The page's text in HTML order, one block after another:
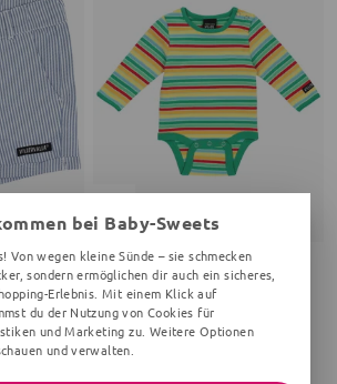
BIO
24 %
VILLERVALLA
Body
Streifen, bunt
20,30 €
bei Baby-Sweets
Von wegen kleine Sünde – sie schmecken
sondern ermöglichen dir auch ein sicheres,
Erlebnis. Mit einem Klick auf
du der Nutzung von Cookies für
und Marketing zu. Weitere Optionen
und verwalten.